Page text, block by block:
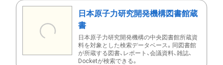
日本原子力研究開発機構図書館蔵
書
日本原子力研究開発機構の中央図書館所蔵資
料を対象とした検索データベース。同図書館
が所蔵する図書、レポート、会議資料、雑誌、
Docketが検索できる。